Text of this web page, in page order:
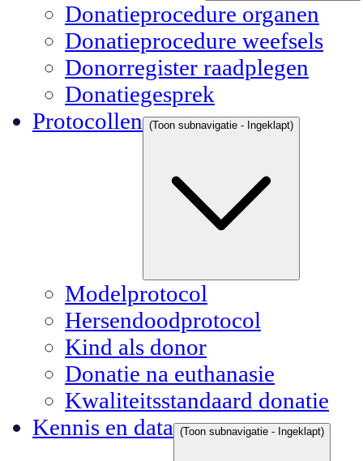
Donatieprocedure organen
Donatieprocedure weefsels
Donorregister raadplegen
Donatiegesprek
Protocollen
(Toon subnavigatie - Ingeklapt)
Modelprotocol
Hersendoodprotocol
Kind als donor
Donatie na euthanasie
Kwaliteitsstandaard donatie
Kennis en data
(Toon subnavigatie - Ingeklapt)